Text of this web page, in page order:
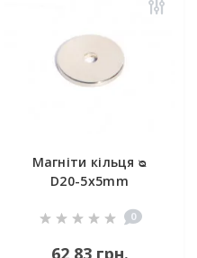
Магніти кільця ᴓ
D20-5x5mm
0
62,83 грн.